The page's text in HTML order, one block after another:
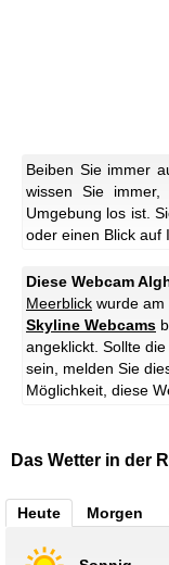
Beiben Sie immer
wissen Sie
Umgebung los ist.
oder einen Blick auf
Diese Webcam
Meerblick wurde am
Skyline Webcams
angeklickt. Sollte
sein, melden Sie
Möglichkeit, diese
Das Wetter in der
Heute Morgen